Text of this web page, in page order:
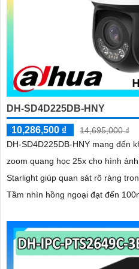
DH-SD4D225DB-HNY
10,286,500 ₫
14,695,000 ₫
DH-SD4D225DB-HNY mang đến
zoom quang học 25x cho hình
Starlight giúp quan sát rõ ràng
Tầm nhìn hồng ngoại đạt đến
IP67 cùng tốc độ khung hình